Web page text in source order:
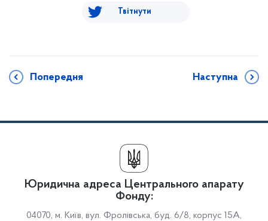
Твітнути
Попередня Наступна
Юридична адреса Центрального апарату
Фонду:
04070, м. Київ, вул. Фролівська, буд. 6/8, корпус 15А,